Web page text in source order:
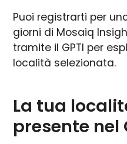
Puoi registrarti per
giorni di Mosaiq
tramite il GPTI per
località selezionata.
La tua
presente nel